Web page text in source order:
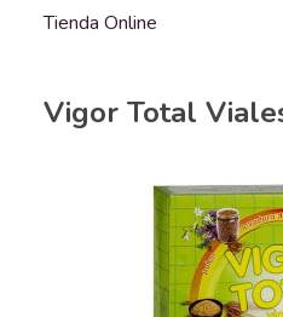
Tienda Online
Vigor Total